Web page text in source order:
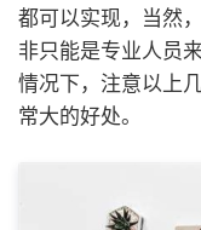
都可以实现，当然
非只能是专业人员
情况下，注意以上
常大的好处。